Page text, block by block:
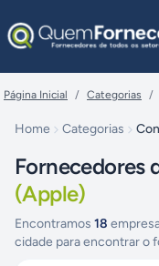
Página Inicial / Categorias /
Home Categorias
Fornecedores
(Apple)
Encontramos 18
cidade para encontrar o